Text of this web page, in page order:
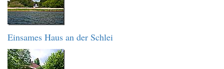
Einsames Haus an der Schlei